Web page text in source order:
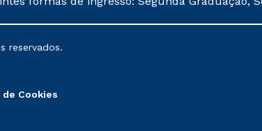
sofrer alterações nos períodos de
reservados.
Cookies